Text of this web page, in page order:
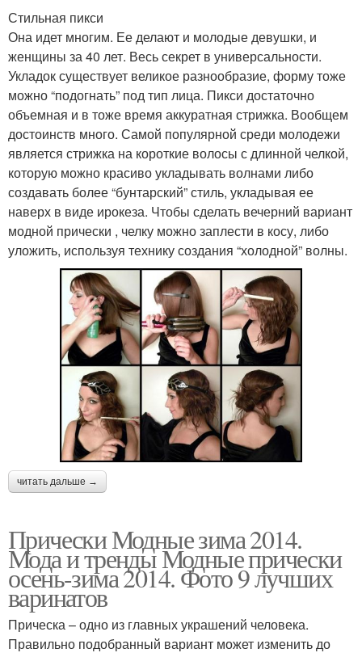
Стильная пикси
Она идет многим. Ее делают и молодые девушки, и
женщины за 40 лет. Весь секрет в универсальности.
Укладок существует великое разнообразие, форму тоже
можно “подогнать” под тип лица. Пикси достаточно
объемная и в тоже время аккуратная стрижка. Вообщем
достоинств много. Самой популярной среди молодежи
является стрижка на короткие волосы с длинной челкой,
которую можно красиво укладывать волнами либо
создавать более “бунтарский” стиль, укладывая ее
наверх в виде ирокеза. Чтобы сделать вечерний вариант
модной прически , челку можно заплести в косу, либо
уложить, используя технику создания “холодной” волны.
читать дальше →
Прически Модные зима 2014.
Мода и тренды Модные прически
осень-зима 2014. Фото 9 лучших
варинатов
Прическа – одно из главных украшений человека.
Правильно подобранный вариант может изменить до